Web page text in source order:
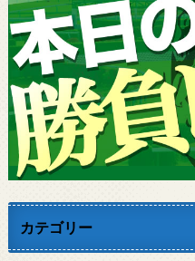
カテゴリー